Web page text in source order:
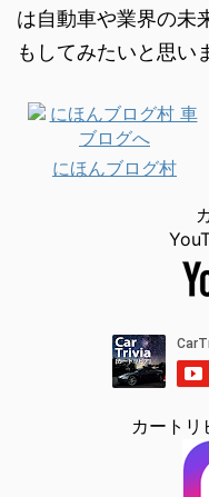
は自動車や業界の未
もしてみたいと思い
にほんブログ村
カートリ